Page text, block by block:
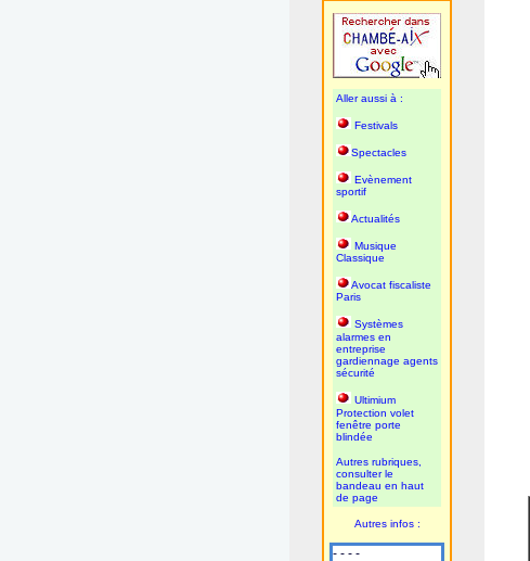
Aller aussi à :
Festivals
Spectacles
Evènement
sportif
Actualités
Musique
Classique
Avocat fiscaliste
Paris
Systèmes
alarmes en
entreprise
gardiennage agents
sécurité
Ultimium
Protection volet
fenêtre porte
blindée
Autres rubriques,
consulter le
bandeau en haut
de page
Autres infos :
- - - -